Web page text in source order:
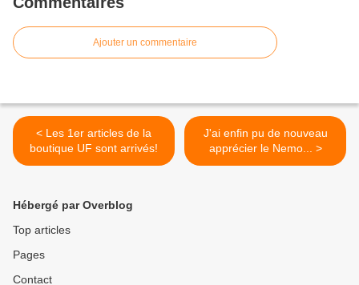
Ajouter un commentaire
< Les 1er articles de la
boutique UF sont arrivés!
J'ai enfin pu de nouveau
apprécier le Nemo... >
Hébergé par Overblog
Top articles
Pages
Contact